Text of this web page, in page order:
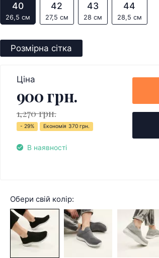
40
26,5 см
42
27,5 см
43
28 см
44
28,5 см
Розмірна сітка
Ціна
900 грн.
1,270 грн.
- 29% Економія 370 грн.
В наявності
Обери свій колір: